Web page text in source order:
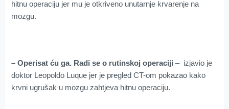
hitnu operaciju jer mu je otkriveno unutarnje krvarenje na
mozgu.
– Operisat ću ga. Radi se o rutinskoj operaciji – izjavio je
doktor Leopoldo Luque jer je pregled CT-om pokazao kako
krvni ugrušak u mozgu zahtjeva hitnu operaciju.